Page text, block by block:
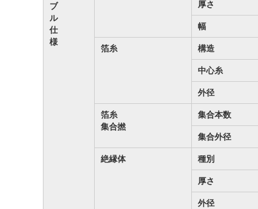
ブ
ル
仕
様
厚さ
幅
箔糸 構造
中心糸
外径
箔糸
集合撚
集合本数
集合外径
絶縁体 種別
厚さ
外径